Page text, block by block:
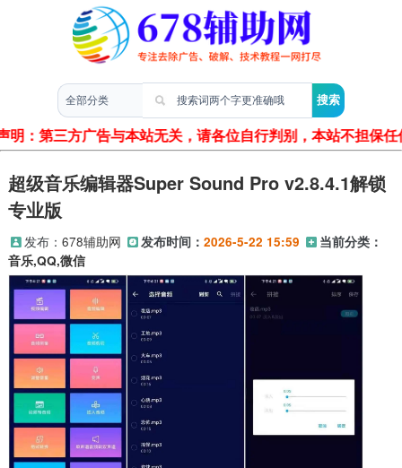
声明：第三方广告与本站无关，请各位自行判别，本站不担保
超级音乐编辑器Super Sound Pro v2.8.4.1解锁
专业版
发布： 678辅助网 发布时间： 2026-5-22 15:59
当前分类：
音乐,QQ,微信